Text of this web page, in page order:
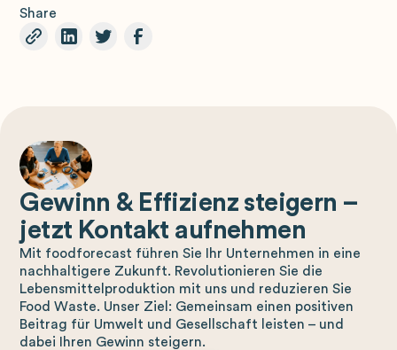
Share
Gewinn & Effizienz steigern –
jetzt Kontakt aufnehmen
Mit foodforecast führen Sie Ihr Unternehmen in eine
nachhaltigere Zukunft. Revolutionieren Sie die
Lebensmittelproduktion mit uns und reduzieren Sie
Food Waste. Unser Ziel: Gemeinsam einen positiven
Beitrag für Umwelt und Gesellschaft leisten – und
dabei Ihren Gewinn steigern.